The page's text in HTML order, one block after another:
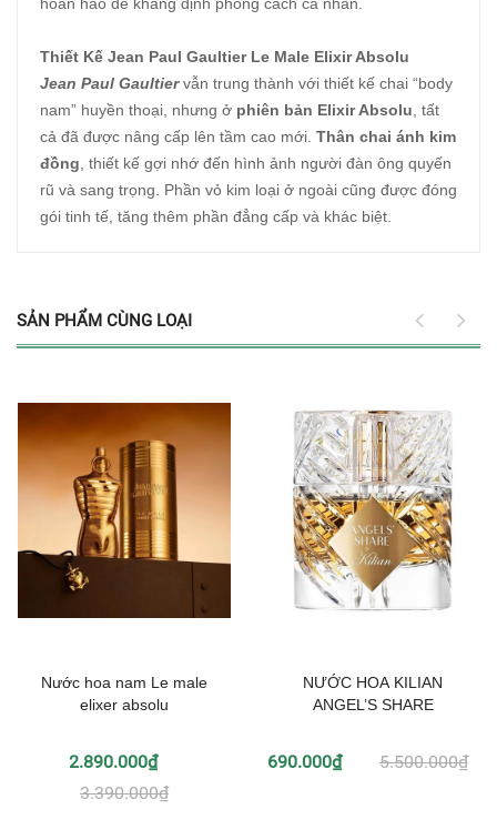
Thiết Kế Jean Paul Gaultier Le Male Elixir Absolu
Jean Paul Gaultiervẫn trung thành với thiết kế chai “body
nam” huyền thoại, nhưng ở phiên bản Elixir Absolu , tất
cả đã được nâng cấp lên tầm cao mới. Thân chai ánh kim
đồng , thiết kế gợi nhớ đến hình ảnh người đàn ông quyến
rũ và sang trọng. Phần vỏ kim loại ở ngoài cũng được đóng
gói tinh tế, tăng thêm phần đẳng cấp và khác biệt.
SẢN PHẨM CÙNG LOẠI
Nước hoa nam Le male
elixer absolu
2.890.000₫
3.390.000₫
NƯỚC HOA KILIAN
ANGEL’S SHARE
690.000₫ 5.500.000₫